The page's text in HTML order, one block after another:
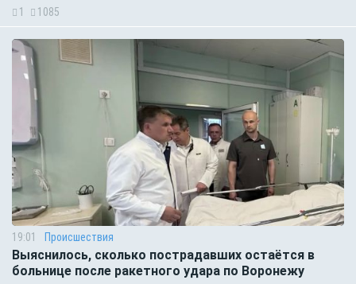
1 1085
19:01 Происшествия
Выяснилось, сколько пострадавших остаётся в
больнице после ракетного удара по Воронежу